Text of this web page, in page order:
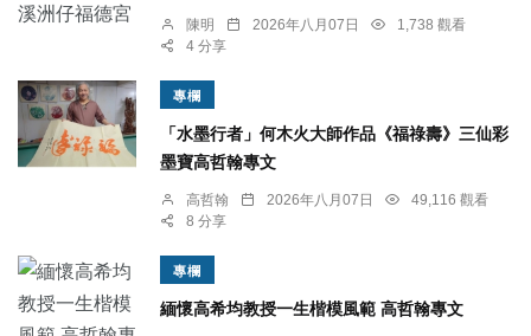
陳明 2026年八月07日
1,738 觀看
4 分享
專欄
「水墨行者」何木火大師作品《福祿壽》三仙彩
墨寶高哲翰專文
高哲翰 2026年八月07日
49,116 觀看
8 分享
專欄
緬懷高希均教授一生楷模風範 高哲翰專文